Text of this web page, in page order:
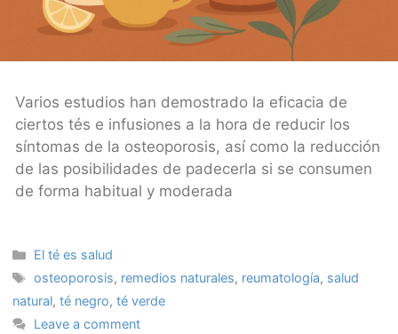
Varios estudios han demostrado la eficacia de
ciertos tés e infusiones a la hora de reducir los
síntomas de la osteoporosis, así como la reducción
de las posibilidades de padecerla si se consumen
de forma habitual y moderada
Categories
El té es salud
Tags
osteoporosis, remedios naturales, reumatología, salud
natural,té negro,té verde
Leave a comment